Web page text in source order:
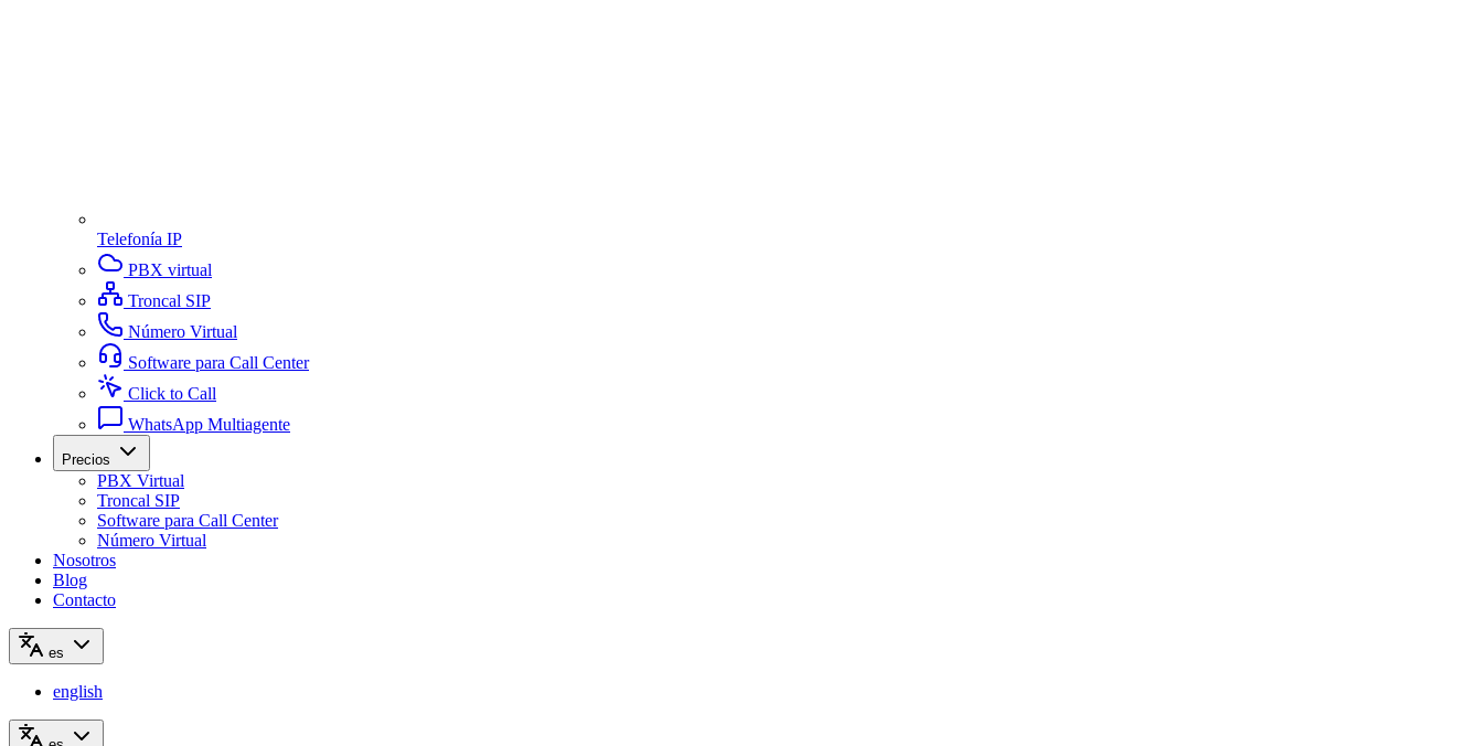
Telefonía IP
PBX virtual
Troncal SIP
Número Virtual
Software para Call Center
Click to Call
WhatsApp Multiagente
Precios
PBX Virtual
Troncal SIP
Software para Call Center
Número Virtual
Nosotros
Blog
Contacto
es
english